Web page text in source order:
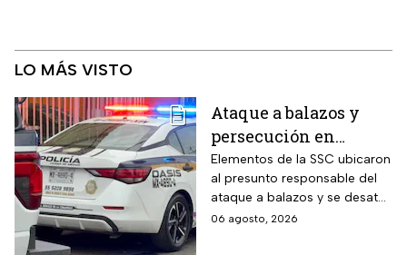
LO MÁS VISTO
Ataque a balazos y
persecución en
Álvaro Obregón,
CDMX, hoy 6 de agosto
Elementos de la SSC ubicaron
al presunto responsable del
ataque a balazos y se desató
una persecución
06 agosto, 2026